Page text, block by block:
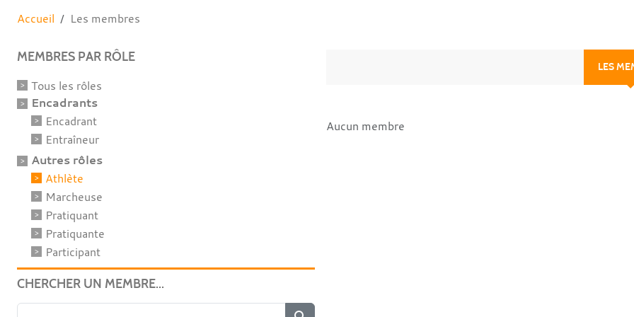
Accueil Les membres
LES
Aucun membre
MEMBRES PAR RÔLE
Tous les rôles
Encadrants
Encadrant
Entraîneur
Autres rôles
Athlète
Marcheuse
Pratiquant
Pratiquante
Participant
CHERCHER UN MEMBRE...